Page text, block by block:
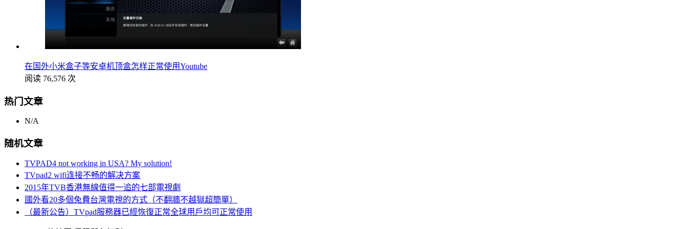
在国外小米盒子等安卓机顶盒怎样正常使用Youtube
阅读 76,576 次
热门文章
N/A
随机文章
TVPAD4 not working in USA? My solution!
TVpad2 wifi连接不畅的解决方案
2015年TVB香港無線值得一追的七部電視劇
國外看20多個免費台灣電視的方式（不翻牆不越獄超簡單）
（最新公告）TVpad服務器已經恢復正常全球用戶均可正常使用